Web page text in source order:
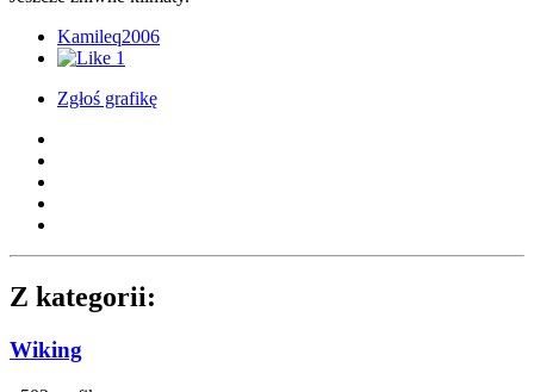
Kamileq2006
1
Zgłoś grafikę
Z kategorii:
Wiking